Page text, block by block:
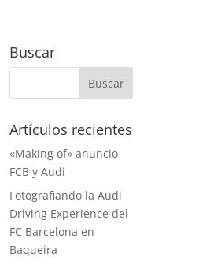
Buscar
Artículos recientes
«Making of» anuncio
FCB y Audi
Fotografiando la Audi
Driving Experience del
FC Barcelona en
Baqueira